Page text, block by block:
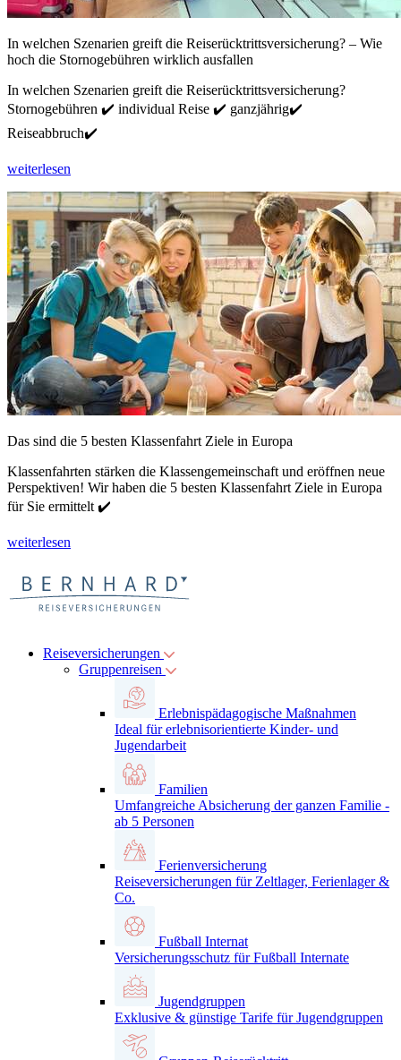
In welchen Szenarien greift die Reiserücktrittsversicherung? – Wie
hoch die Stornogebühren wirklich ausfallen
In welchen Szenarien greift die Reiserücktrittsversicherung?
Stornogebühren ✔️ individual Reise ✔️ ganzjährig✔️
Reiseabbruch✔️
weiterlesen
Das sind die 5 besten Klassenfahrt Ziele in Europa
Klassenfahrten stärken die Klassengemeinschaft und eröffnen neue
Perspektiven! Wir haben die 5 besten Klassenfahrt Ziele in Europa
für Sie ermittelt ✔️
weiterlesen
Reiseversicherungen
Gruppenreisen
Erlebnispädagogische Maßnahmen
Ideal für erlebnisorientierte Kinder- und
Jugendarbeit
Familien
Umfangreiche Absicherung der ganzen Familie -
ab 5 Personen
Ferienversicherung
Reiseversicherungen für Zeltlager, Ferienlager &
Co.
Fußball Internat
Versicherungsschutz für Fußball Internate
Jugendgruppen
Exklusive & günstige Tarife für Jugendgruppen